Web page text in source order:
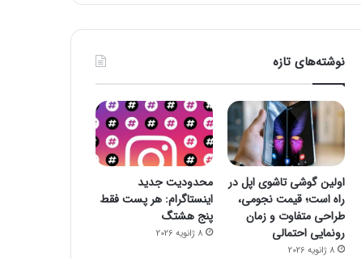
نوشته‌های تازه
اولین گوشی تاشوی اپل در
راه است؛ قیمت نجومی،
طراحی متفاوت و زمان
رونمایی احتمالی
8 ژانویه 2026
محدودیت جدید
اینستاگرام: هر پست فقط
پنج هشتگ
8 ژانویه 2026